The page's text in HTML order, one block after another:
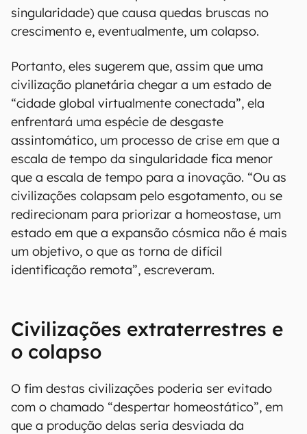
singularidade) que causa quedas bruscas no
crescimento e, eventualmente, um colapso.
Portanto, eles sugerem que, assim que uma
civilização planetária chegar a um estado de
“cidade global virtualmente conectada”, ela
enfrentará uma espécie de desgaste
assintomático, um processo de crise em que a
escala de tempo da singularidade fica menor
que a escala de tempo para a inovação. “Ou as
civilizações colapsam pelo esgotamento, ou se
redirecionam para priorizar a homeostase, um
estado em que a expansão cósmica não é mais
um objetivo, o que as torna de difícil
identificação remota”, escreveram.
Civilizações extraterrestres e
o colapso
O fim destas civilizações poderia ser evitado
com o chamado “despertar homeostático”, em
que a produção delas seria desviada da